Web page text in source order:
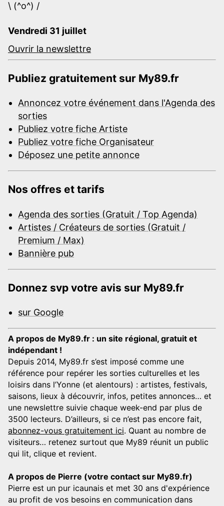
\ (^o^) /
Vendredi 31 juillet
Ouvrir la newslettre
Publiez gratuitement sur My89.fr
Annoncez votre événement dans l'Agenda des
sorties
Publiez votre fiche Artiste
Publiez votre fiche Organisateur
Déposez une petite annonce
Nos offres et tarifs
Agenda des sorties (Gratuit / Top Agenda)
Artistes / Créateurs de sorties (Gratuit /
Premium / Max)
Bannière pub
Donnez svp votre avis sur My89.fr
sur Google
A propos de My89.fr : un site régional, gratuit et
indépendant !
Depuis 2014, My89.fr s’est imposé comme une
référence pour repérer les sorties culturelles et les
loisirs dans l’Yonne (et alentours) : artistes, festivals,
saisons, lieux à découvrir, infos, petites annonces… et
une newslettre suivie chaque week-end par plus de
3500 lecteurs. D’ailleurs, si ce n’est pas encore fait,
abonnez-vous gratuitement ici. Quant au nombre de
visiteurs… retenez surtout que My89 réunit un public
qui lit, clique et revient.
A propos de Pierre (votre contact sur My89.fr)
Pierre est un pur icaunais et met 30 ans d'expérience
au profit de vos besoins en communication dans